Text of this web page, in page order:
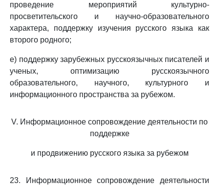
проведение мероприятий культурно-
просветительского и научно-образовательного
характера, поддержку изучения русского языка как
второго родного;
е) поддержку зарубежных русскоязычных писателей и
ученых, оптимизацию русскоязычного
образовательного, научного, культурного и
информационного пространства за рубежом.
V. Информационное сопровождение деятельности по
поддержке
и продвижению русского языка за рубежом
23. Информационное сопровождение деятельности